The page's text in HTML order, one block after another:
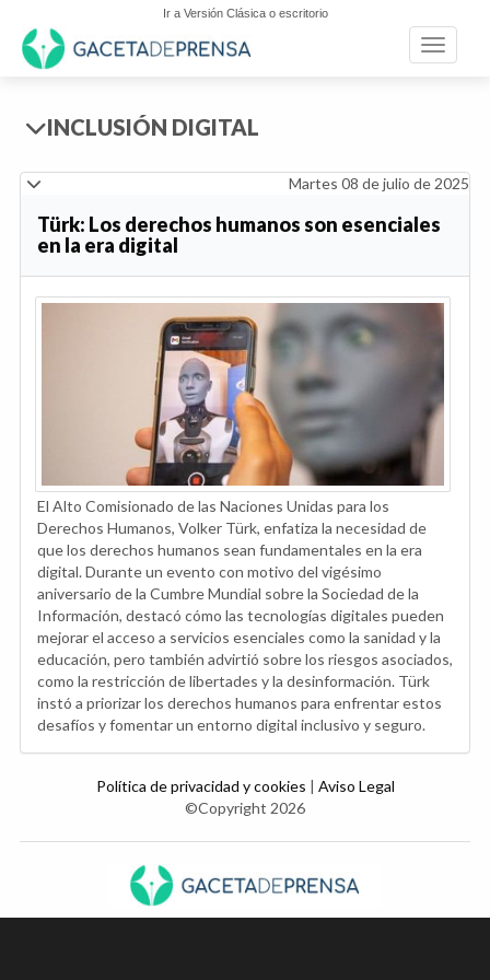
Ir a Versión Clásica o escritorio
Toggle
INCLUSIÓN DIGITAL
Martes 08 de julio de 2025
Türk: Los derechos humanos son esenciales
en la era digital
El Alto Comisionado de las Naciones Unidas para los
Derechos Humanos, Volker Türk, enfatiza la necesidad de
que los derechos humanos sean fundamentales en la era
digital. Durante un evento con motivo del vigésimo
aniversario de la Cumbre Mundial sobre la Sociedad de la
Información, destacó cómo las tecnologías digitales pueden
mejorar el acceso a servicios esenciales como la sanidad y la
educación, pero también advirtió sobre los riesgos asociados,
como la restricción de libertades y la desinformación. Türk
instó a priorizar los derechos humanos para enfrentar estos
desafíos y fomentar un entorno digital inclusivo y seguro.
Política de privacidad y cookies | Aviso Legal
©Copyright 2026